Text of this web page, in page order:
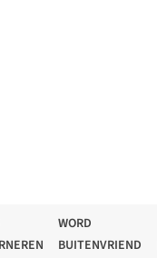
WORD
BUITENVRIEND